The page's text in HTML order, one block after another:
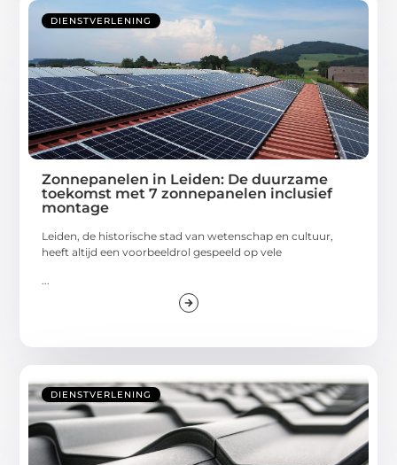
DIENSTVERLENING
Zonnepanelen in Leiden: De duurzame
toekomst met 7 zonnepanelen inclusief
montage
Leiden, de historische stad van wetenschap en cultuur,
heeft altijd een voorbeeldrol gespeeld op vele
...
DIENSTVERLENING